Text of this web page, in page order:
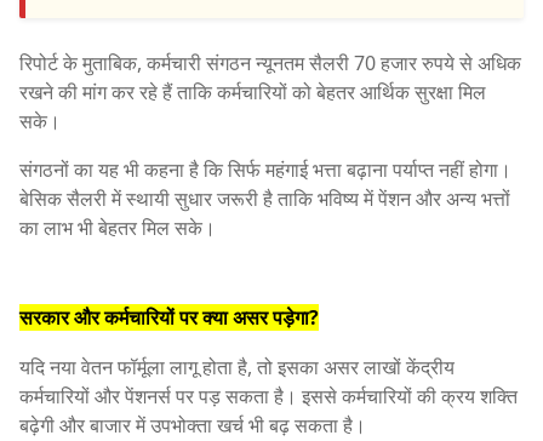
रिपोर्ट के मुताबिक, कर्मचारी संगठन न्यूनतम सैलरी 70 हजार रुपये से अधिक
रखने की मांग कर रहे हैं ताकि कर्मचारियों को बेहतर आर्थिक सुरक्षा मिल
सके।
संगठनों का यह भी कहना है कि सिर्फ महंगाई भत्ता बढ़ाना पर्याप्त नहीं होगा।
बेसिक सैलरी में स्थायी सुधार जरूरी है ताकि भविष्य में पेंशन और अन्य भत्तों
का लाभ भी बेहतर मिल सके।
सरकार और कर्मचारियों पर क्या असर पड़ेगा?
यदि नया वेतन फॉर्मूला लागू होता है, तो इसका असर लाखों केंद्रीय
कर्मचारियों और पेंशनर्स पर पड़ सकता है। इससे कर्मचारियों की क्रय शक्ति
बढ़ेगी और बाजार में उपभोक्ता खर्च भी बढ़ सकता है।